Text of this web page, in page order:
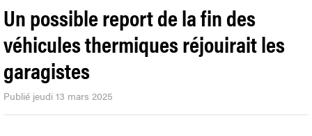
Un possible report de la fin des
véhicules thermiques réjouirait les
garagistes
Publié jeudi 13 mars 2025